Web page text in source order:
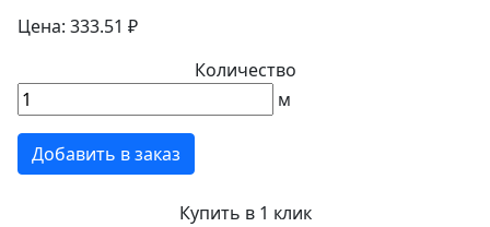
Цена: 333.51 ₽
Количество
м
Добавить в заказ
Купить в 1 клик